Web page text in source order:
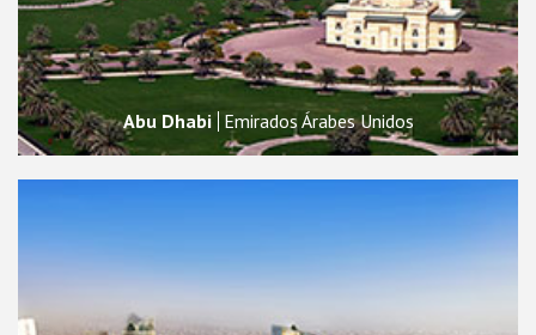
Abu Dhabi Emirados Árabes Unidos